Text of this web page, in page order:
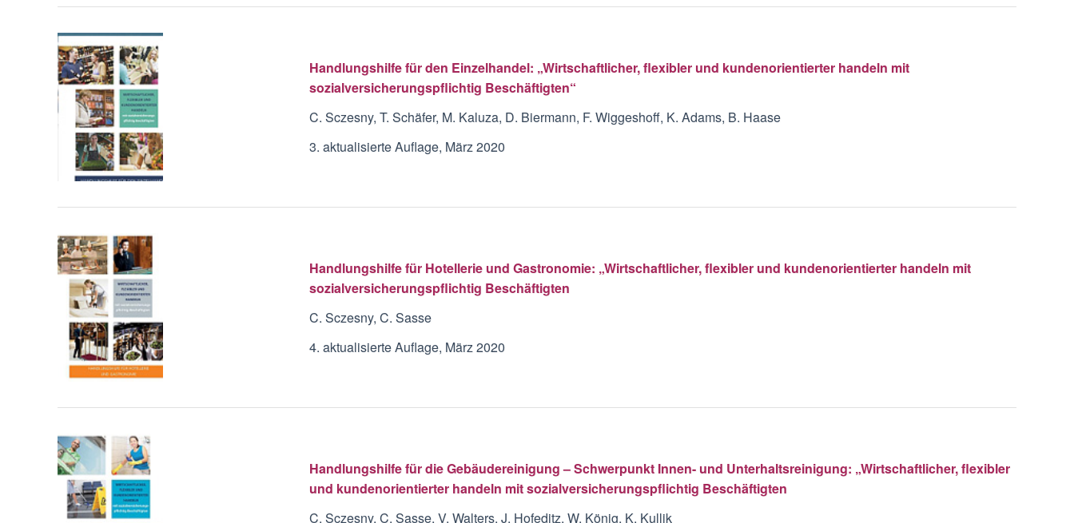
Handlungshilfe für den Einzelhandel: „Wirtschaftlicher, flexibler und kundenorientierter handeln mit
sozialversicherungspflichtig Beschäftigten“
C. Sczesny, T. Schäfer, M. Kaluza, D. Biermann, F. Wiggeshoff, K. Adams, B. Haase
3. aktualisierte Auflage, März 2020
Handlungshilfe für Hotellerie und Gastronomie: „Wirtschaftlicher, flexibler und kundenorientierter handeln mit
sozialversicherungspflichtig Beschäftigten
C. Sczesny, C. Sasse
4. aktualisierte Auflage, März 2020
Handlungshilfe für die Gebäudereinigung – Schwerpunkt Innen- und Unterhaltsreinigung: „Wirtschaftlicher, flexibler
und kundenorientierter handeln mit sozialversicherungspflichtig Beschäftigten
C. Sczesny, C. Sasse, V. Walters, J. Hofeditz, W. König, K. Kullik